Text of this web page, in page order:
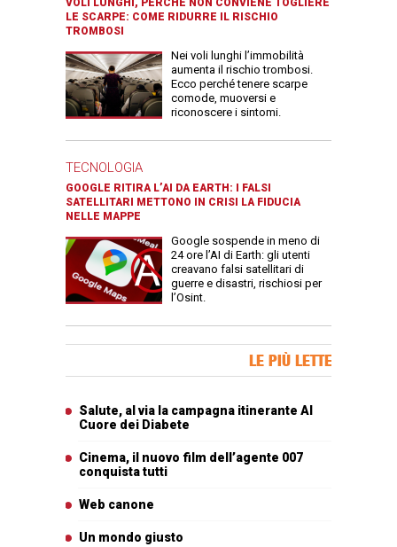
VOLI LUNGHI, PERCHÉ NON CONVIENE TOGLIERE
LE SCARPE: COME RIDURRE IL RISCHIO
TROMBOSI
Nei voli lunghi l’immobilità
aumenta il rischio trombosi.
Ecco perché tenere scarpe
comode, muoversi e
riconoscere i sintomi.
TECNOLOGIA
GOOGLE RITIRA L’AI DA EARTH: I FALSI
SATELLITARI METTONO IN CRISI LA FIDUCIA
NELLE MAPPE
Google sospende in meno di
24 ore l’AI di Earth: gli utenti
creavano falsi satellitari di
guerre e disastri, rischiosi per
l’Osint.
LE PIÙ LETTE
Salute, al via la campagna itinerante Al
Cuore dei Diabete
Cinema, il nuovo film dell’agente 007
conquista tutti
Web canone
Un mondo giusto